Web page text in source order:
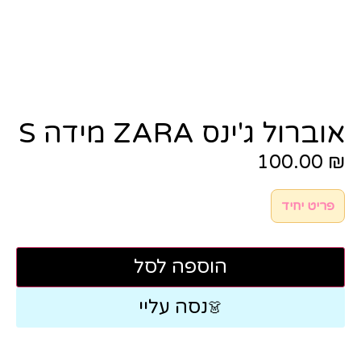
אוברול ג'ינס ZARA מידה S
100.00 ₪
פריט יחיד
הוספה לסל
👗נסה עליי